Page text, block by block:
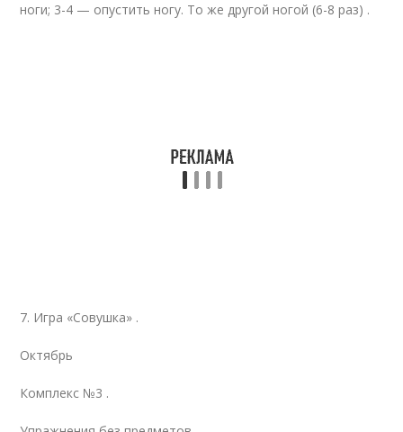
ноги; 3-4 — опустить ногу. То же другой ногой (6-8 раз) .
7. Игра «Совушка» .
Октябрь
Комплекс №3 .